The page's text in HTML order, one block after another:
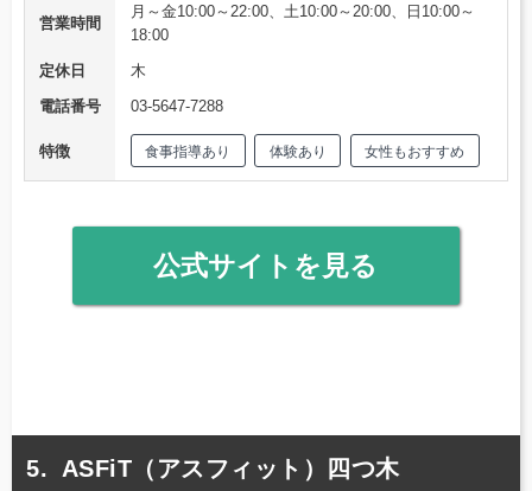
営業時間
月～金10:00～22:00、土10:00～20:00、日10:00～
18:00
定休日
木
電話番号
03-5647-7288
特徴 食事指導あり 体験あり 女性もおすすめ
公式サイトを見る
ASFiT（アスフィット）四つ木